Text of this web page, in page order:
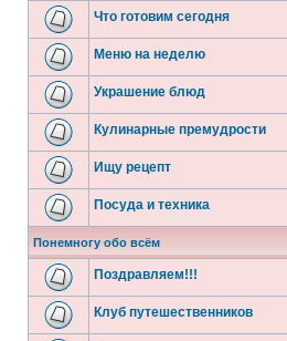
Что готовим сегодня
Меню на неделю
Украшение блюд
Кулинарные премудрости
Ищу рецепт
Посуда и техника
Понемногу обо всём
Поздравляем!!!
Клуб путешественников